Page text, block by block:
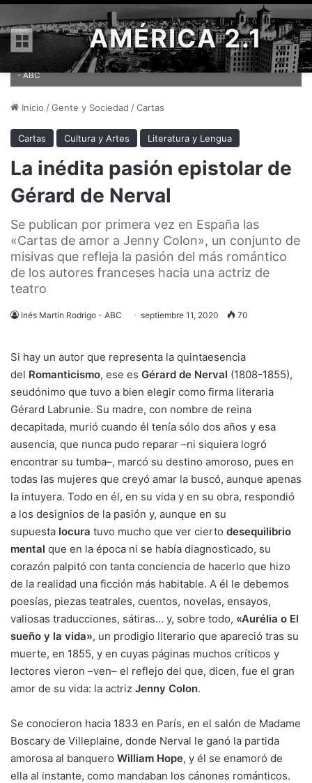
Menú AMÉRICA 2.1
El escritor francés Gérard de Nerval, retratado por el fotógrafo Nadar
- ABC
Inicio /Gente y Sociedad /Cartas
Cartas Cultura y Artes Literatura y Lengua
La inédita pasión epistolar de
Gérard de Nerval
Se publican por primera vez en España las
«Cartas de amor a Jenny Colon», un conjunto de
misivas que refleja la pasión del más romántico
de los autores franceses hacia una actriz de
teatro
Inés Martín Rodrigo - ABC septiembre 11, 2020 70
Si hay un autor que representa la quintaesencia
del Romanticismo, ese es Gérard de Nerval (1808-1855),
seudónimo que tuvo a bien elegir como firma literaria
Gérard Labrunie. Su madre, con nombre de reina
decapitada, murió cuando él tenía sólo dos años y esa
ausencia, que nunca pudo reparar –ni siquiera logró
encontrar su tumba–, marcó su destino amoroso, pues en
todas las mujeres que creyó amar la buscó, aunque apenas
la intuyera. Todo en él, en su vida y en su obra, respondió
a los designios de la pasión y, aunque en su
supuesta locura tuvo mucho que ver cierto desequilibrio
mental que en la época ni se había diagnosticado, su
corazón palpitó con tanta conciencia de hacerlo que hizo
de la realidad una ficción más habitable. A él le debemos
poesías, piezas teatrales, cuentos, novelas, ensayos,
valiosas traducciones, sátiras… y, sobre todo, «Aurélia o El
sueño y la vida», un prodigio literario que apareció tras su
muerte, en 1855, y en cuyas páginas muchos críticos y
lectores vieron –ven– el reflejo del que, dicen, fue el gran
amor de su vida: la actriz Jenny Colon.
Se conocieron hacia 1833 en París, en el salón de Madame
Boscary de Villeplaine, donde Nerval le ganó la partida
amorosa al banquero William Hope, y él se enamoró de
ella al instante, como mandaban los cánones románticos.